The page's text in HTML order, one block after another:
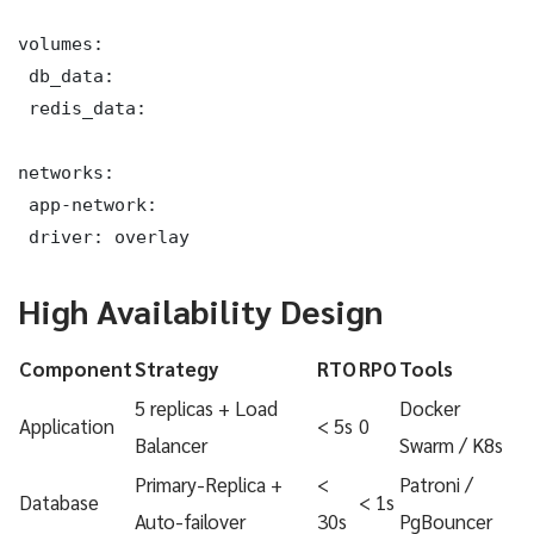
volumes:
db_data:
redis_data:
networks:
app-network:
driver: overlay
High Availability Design
ComponentStrategy RTORPOTools
Application
5 replicas + Load
Balancer
< 5s 0
Docker
Swarm / K8s
Database
Primary-Replica +
Auto-failover
<
30s
< 1s
Patroni /
PgBouncer